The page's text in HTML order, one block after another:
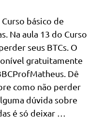
básico de
Na aula 13 do Curso
seus BTCs. O
gratuitamente
Dê
como não perder
dúvida sobre
é só deixar …